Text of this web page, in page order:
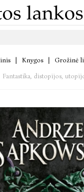
Knygos Grožinė
Fantastika, distopijos,